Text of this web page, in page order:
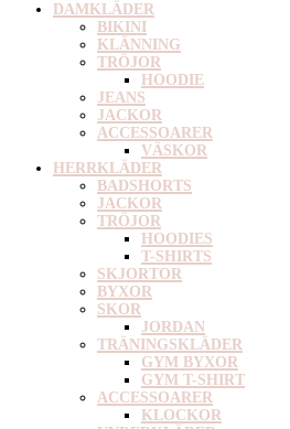
DAMKLÄDER
BIKINI
KLÄNNING
TRÖJOR
HOODIE
JEANS
JACKOR
ACCESSOARER
VÄSKOR
HERRKLÄDER
BADSHORTS
JACKOR
TRÖJOR
HOODIES
T-SHIRTS
SKJORTOR
BYXOR
SKOR
JORDAN
TRÄNINGSKLÄDER
GYM BYXOR
GYM T-SHIRT
ACCESSOARER
KLOCKOR